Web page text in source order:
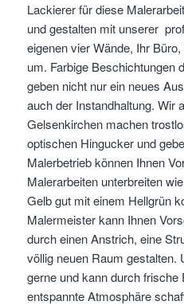
Lackierer für diese
und gestalten mit unserer
eigenen vier Wände, Ihr
um. Farbige Beschichtungen
geben nicht nur ein neues
auch der Instandhaltung. Wir
Gelsenkirchen machen
optischen Hingucker und
Malerbetrieb können Ihnen
Malerarbeiten unterbreiten
Gelb gut mit einem Hellgrün
Malermeister kann Ihnen
durch einen Anstrich, eine
völlig neuen Raum
gerne und kann durch frische
entspannte Atmosphäre